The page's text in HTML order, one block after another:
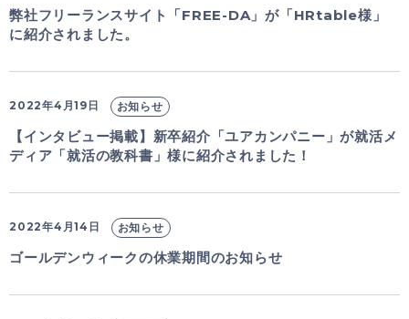
弊社フリーランスサイト「FREE-DA」が「HRtable様」
に紹介されました。
2022年4月19日 お知らせ
【インタビュー掲載】新卒紹介「ユアカンパニー」が就活メ
ディア「就活の教科書」様に紹介されました！
2022年4月14日 お知らせ
ゴールデンウィークの休業期間のお知らせ